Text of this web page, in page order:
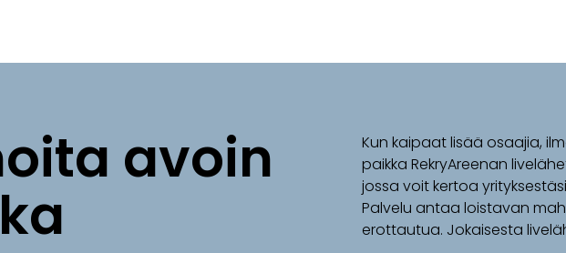
avoin
Kun kaipaat lisää osaajia,
paikka RekryAreenan
jossa voit kertoa
Palvelu antaa loistavan
erottautua. Jokaisesta